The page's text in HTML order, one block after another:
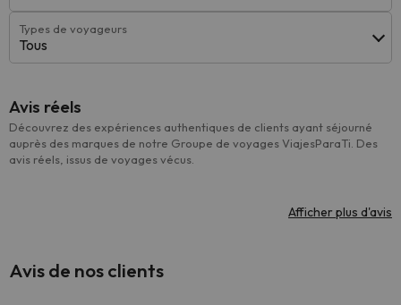
Types de voyageurs
Tous
Avis réels
Découvrez des expériences authentiques de clients ayant séjourné
auprès des marques de notre Groupe de voyages ViajesParaTi. Des
avis réels, issus de voyages vécus.
Afficher plus d'avis
Avis de nos clients